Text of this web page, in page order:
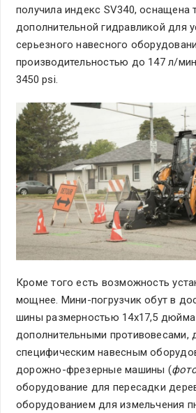
получила индекс SV340,
дополнительной гидравликой для
серьезного навесного
производительностью до 147 л/
3450 psi.
Кроме того есть возможность
мощнее. Мини-погрузчик обут в
шины размерностью 14x17,5
дополнительными противовесами,
специфическим навесным
дорожно-фрезерные машины (
оборудование для пересадки
оборудованием для измельчения